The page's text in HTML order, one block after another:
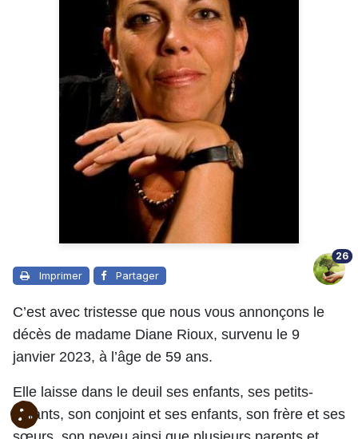
Imprimer Partager
26
C’est avec tristesse que nous vous annonçons le
décès de madame Diane Rioux, survenu le 9
janvier 2023, à l’âge de 59 ans.
Elle laisse dans le deuil ses enfants, ses petits-
enfants, son conjoint et ses enfants, son frère et ses